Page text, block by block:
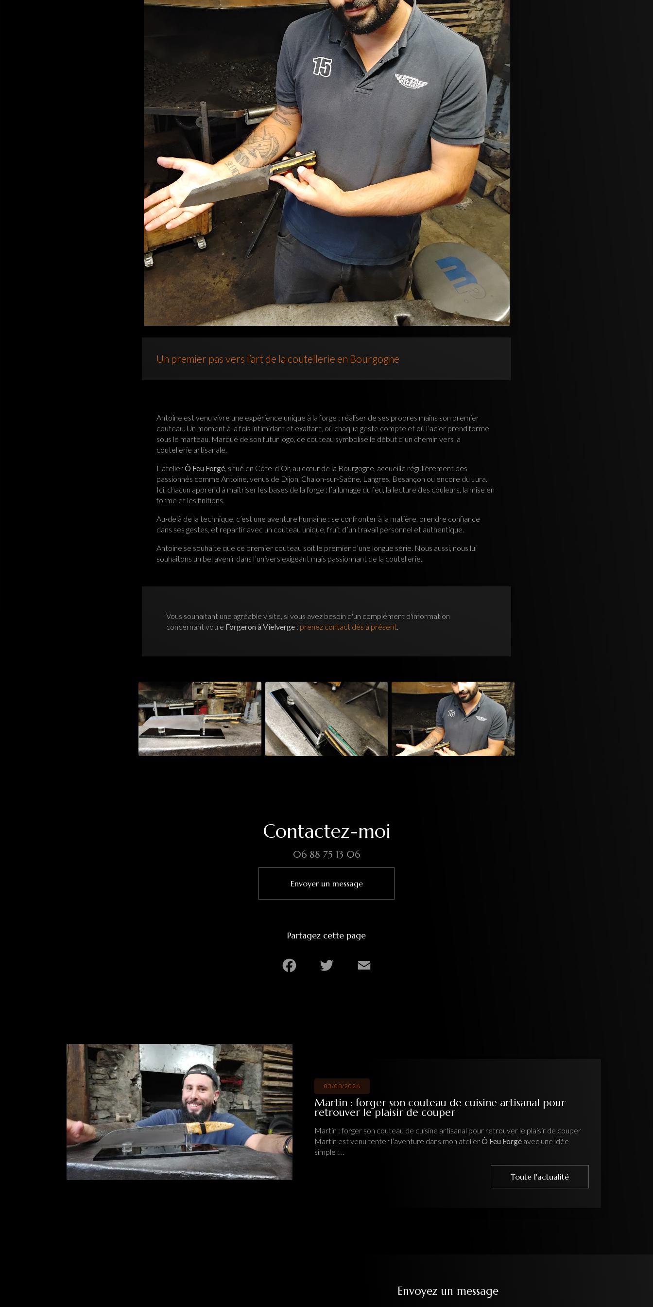
Un premier pas vers l’art de la coutellerie en Bourgogne
Antoine est venu vivre une expérience unique à la forge : réaliser de ses propres mains son premier
couteau. Un moment à la fois intimidant et exaltant, où chaque geste compte et où l’acier prend forme
sous le marteau. Marqué de son futur logo, ce couteau symbolise le début d’un chemin vers la
coutellerie artisanale.
L’atelierÔ Feu Forgé, situé en Côte-d’Or, au cœur de la Bourgogne, accueille régulièrement des
passionnés comme Antoine, venus de Dijon, Chalon-sur-Saône, Langres, Besançon ou encore du Jura.
Ici, chacun apprend à maîtriser les bases de la forge : l’allumage du feu, la lecture des couleurs, la mise en
forme et les finitions.
Au-delà de la technique, c’est une aventure humaine : se confronter à la matière, prendre confiance
dans ses gestes, et repartir avec un couteau unique, fruit d’un travail personnel et authentique.
Antoine se souhaite que ce premier couteau soit le premier d’une longue série. Nous aussi, nous lui
souhaitons un bel avenir dans l’univers exigeant mais passionnant de la coutellerie.
Vous souhaitant une agréable visite, si vous avez besoin d'un complément d'information
concernant votre Forgeron à Vielverge : prenez contact dès à présent.
Contactez-moi
06 88 75 13 06
Envoyer un message
Partagez cette page
03/08/2026
Martin : forger son couteau de cuisine artisanal pour
retrouver le plaisir de couper
Martin : forger son couteau de cuisine artisanal pour retrouver le plaisir de couper
Martin est venu tenter l’aventure dans mon atelierÔ Feu Forgé avec une idée
simple :…
Envoyez un message